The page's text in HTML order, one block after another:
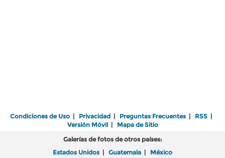
Condiciones de Uso | Privacidad | Preguntas Frecuentes | RSS |
Versión Móvil| Mapa de Sitio
Galerías de fotos de otros países:
Estados Unidos | Guatemala | México